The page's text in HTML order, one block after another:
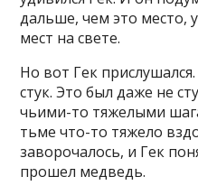
дальше, чем это место,
мест на свете.
Но вот Гек
стук. Это был даже не
чьими-то тяжелыми
тьме что-то тяжело
заворочалось, и Гек
прошел медведь.